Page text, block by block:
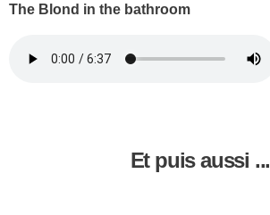
The Blond in the bathroom
Et puis aussi ...